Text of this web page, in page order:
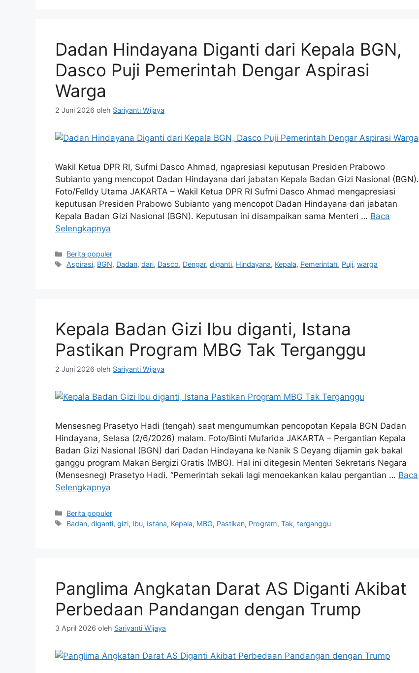
Dadan Hindayana Diganti dari Kepala BGN,
Dasco Puji Pemerintah Dengar Aspirasi
Warga
2 Juni 2026 oleh Sariyanti Wijaya
Wakil Ketua DPR RI, Sufmi Dasco Ahmad, ngapresiasi keputusan Presiden Prabowo
Subianto yang mencopot Dadan Hindayana dari jabatan Kepala Badan Gizi Nasional (BGN).
Foto/Felldy Utama JAKARTA – Wakil Ketua DPR RI Sufmi Dasco Ahmad mengapresiasi
keputusan Presiden Prabowo Subianto yang mencopot Dadan Hindayana dari jabatan
Kepala Badan Gizi Nasional (BGN). Keputusan ini disampaikan sama Menteri … Baca
Selengkapnya
Kategori
Berita populer
Tag
Aspirasi, BGN, Dadan,dari, Dasco, Dengar,diganti, Hindayana, Kepala, Pemerintah, Puji,warga
Kepala Badan Gizi Ibu diganti, Istana
Pastikan Program MBG Tak Terganggu
2 Juni 2026 oleh Sariyanti Wijaya
Mensesneg Prasetyo Hadi (tengah) saat mengumumkan pencopotan Kepala BGN Dadan
Hindayana, Selasa (2/6/2026) malam. Foto/Binti Mufarida JAKARTA – Pergantian Kepala
Badan Gizi Nasional (BGN) dari Dadan Hindayana ke Nanik S Deyang dijamin gak bakal
ganggu program Makan Bergizi Gratis (MBG). Hal ini ditegesin Menteri Sekretaris Negara
(Mensesneg) Prasetyo Hadi. “Pemerintah sekali lagi menoekankan kalau pergantian … Baca
Selengkapnya
Kategori
Berita populer
Tag
Badan,diganti,gizi, Ibu, Istana, Kepala, MBG, Pastikan, Program,Tak,terganggu
Panglima Angkatan Darat AS Diganti Akibat
Perbedaan Pandangan dengan Trump
3 April 2026 oleh Sariyanti Wijaya